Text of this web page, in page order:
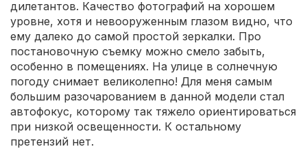
дилетантов. Качество фотографий на хорошем
уровне, хотя и невооруженным глазом видно, что
ему далеко до самой простой зеркалки. Про
постановочную съемку можно смело забыть,
особенно в помещениях. На улице в солнечную
погоду снимает великолепно! Для меня самым
большим разочарованием в данной модели стал
автофокус, которому так тяжело ориентироваться
при низкой освещенности. К остальному
претензий нет.